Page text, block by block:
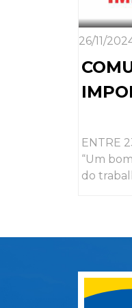
26/11/
ENTRE
“Um
do